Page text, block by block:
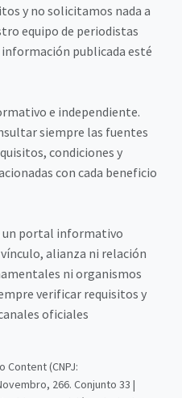
y no solicitamos nada a
equipo de periodistas
publicada esté
e independiente.
siempre las fuentes
condiciones y
con cada beneficio
un portal informativo
alianza ni relación
ni organismos
verificar requisitos y
oficiales
(CNPJ:
266. Conjunto 33 |